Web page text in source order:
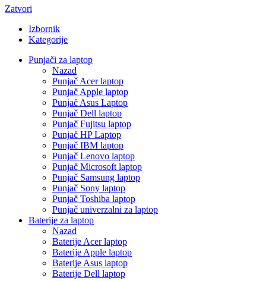
Zatvori
Izbornik
Kategorije
Punjači za laptop
Nazad
Punjač Acer laptop
Punjač Apple laptop
Punjač Asus Laptop
Punjač Dell laptop
Punjač Fujitsu laptop
Punjač HP Laptop
Punjač IBM laptop
Punjač Lenovo laptop
Punjač Microsoft laptop
Punjač Samsung laptop
Punjač Sony laptop
Punjač Toshiba laptop
Punjač univerzalni za laptop
Baterije za laptop
Nazad
Baterije Acer laptop
Baterije Apple laptop
Baterije Asus laptop
Baterije Dell laptop